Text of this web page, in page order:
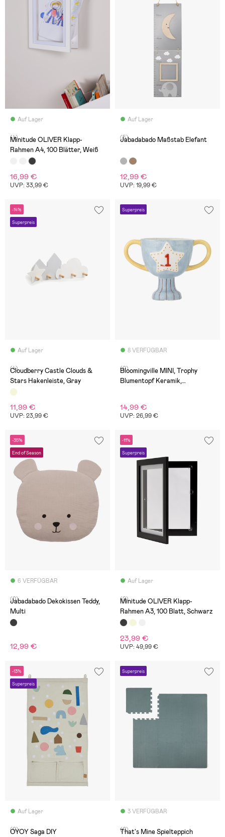
Auf Lager
(4)
Minitude OLIVER Klapp-
Rahmen A4, 100 Blätter, Weiß
16,99 €
UVP: 33,99 €
Auf Lager
(5)
Jabadabado Maßstab Elefant
12,99 €
UVP: 19,99 €
-14%
Superpreis
Auf Lager
(4)
Cloudberry Castle Clouds &
Stars Hakenleiste, Gray
11,99 €
UVP: 23,99 €
Superpreis
8 VERFÜGBAR
(0)
Bloomingville MINI, Trophy
Blumentopf Keramik,
14,99 €
UVP: 26,99 €
-35%
End of Season
6 VERFÜGBAR
(0)
Jabadabado Dekokissen Teddy,
Multi
12,99 €
-11%
Superpreis
Auf Lager
(0)
Minitude OLIVER Klapp-
Rahmen A3, 100 Blatt, Schwarz
23,99 €
UVP: 49,99 €
-13%
Superpreis
Auf Lager
(0)
OYOY Saga DIY
Superpreis
3 VERFÜGBAR
(0)
That's Mine Spielteppich